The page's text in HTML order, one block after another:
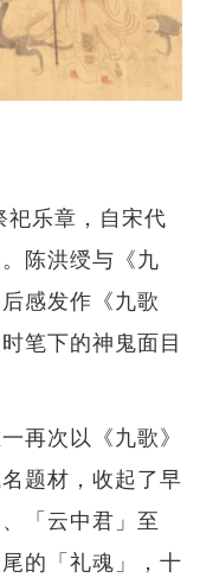
祀乐章，自宋代
陈洪绶与《九
感发作《九歌
笔下的神鬼面目
再次以《九歌》
题材，收起了早
「云中君」至
的「礼魂」，十